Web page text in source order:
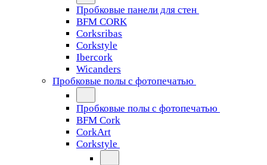
Пробковые панели для стен
BFM CORK
Corksribas
Corkstyle
Ibercork
Wicanders
Пробковые полы с фотопечатью
Пробковые полы с фотопечатью
BFM Cork
CorkArt
Corkstyle